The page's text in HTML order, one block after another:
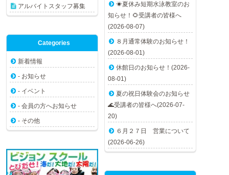
アルバイトスタッフ募集
☀夏休み短期水泳教室のお
知らせ！🌻受講者の皆様へ
(2026-08-07)
８月通常体験のお知らせ！
(2026-08-01)
休館日のお知らせ！(2026-
08-01)
夏の祝日体験会のお知らせ
🌊受講者の皆様へ(2026-07-
20)
６月２７日 営業について
(2026-06-26)
Categories
新着情報
- お知らせ
- イベント
- 会員の方へお知らせ
- その他